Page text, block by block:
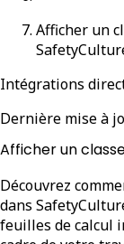
Afficher un
Intégrations
Dernière mise à
Afficher un
Découvrez
dans
feuilles de calcul